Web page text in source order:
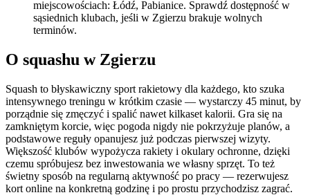
miejscowościach: Łódź, Pabianice. Sprawdź dostępność w
sąsiednich klubach, jeśli w Zgierzu brakuje wolnych
terminów.
O squashu w Zgierzu
Squash to błyskawiczny sport rakietowy dla każdego, kto szuka
intensywnego treningu w krótkim czasie — wystarczy 45 minut, by
porządnie się zmęczyć i spalić nawet kilkaset kalorii. Gra się na
zamkniętym korcie, więc pogoda nigdy nie pokrzyżuje planów, a
podstawowe reguły opanujesz już podczas pierwszej wizyty.
Większość klubów wypożycza rakiety i okulary ochronne, dzięki
czemu spróbujesz bez inwestowania we własny sprzęt. To też
świetny sposób na regularną aktywność po pracy — rezerwujesz
kort online na konkretną godzinę i po prostu przychodzisz zagrać.